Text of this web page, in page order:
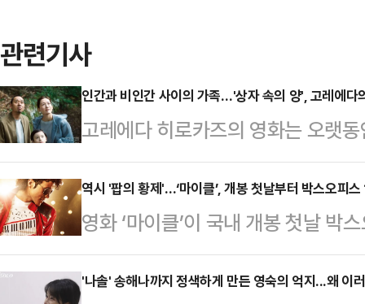
관련기사
인간과 비인간 사이의 가족…'상자 속의 양', 고레에
고레에다 히로카즈의 영화는 오랫
웠다. 그가 보여준 가족은 언제나
다. 혈연보다 함께 보낸 시간이 더
않는 관계 안에서 더 강한 돌봄과
게 이름 붙이지 못하는 관계들을 통
고 사랑이 유지되는 구조를 들여다
역시 '팝의 황제'…‘마이클’, 개봉 첫날부터 박스오피스
영화 ‘마이클’이 국내 개봉 첫날 박
권 통합전산망에 따르면 ‘마이클’
명의 관객을 동원하며 전체 박스오
'나솔' 송해나까지 정색하게 만든 영숙의 억지...왜 이